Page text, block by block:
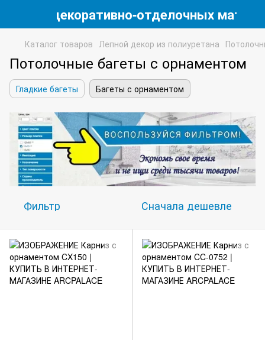
декоративно-отделочных
Каталог товаров Лепной декор из полиуретана
Потолочные багеты с орнаментом
Гладкие багеты Багеты с орнаментом
Фильтр Сначала дешевле